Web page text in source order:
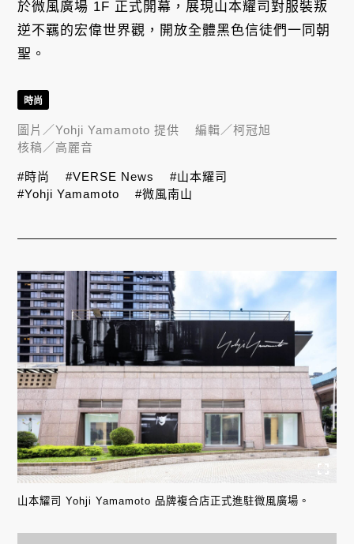
於微風廣場 1F 正式開幕，展現山本耀司對服裝叛
逆不羈的宏偉世界觀，開放全體黑色信徒們一同朝
聖。
山本耀司 Yohji Yamamoto 品牌複合店正式進駐微風廣場。
時尚
圖片／Yohji Yamamoto 提供 編輯／柯冠旭
核稿／高麗音
#時尚 #VERSE News
#山本耀司
#Yohji Yamamoto
#微風南山